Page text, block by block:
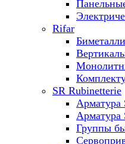
Rifar
SR Rubinetterie
Арматура
Арматура
Группы